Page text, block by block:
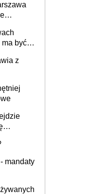
być
z
mandaty